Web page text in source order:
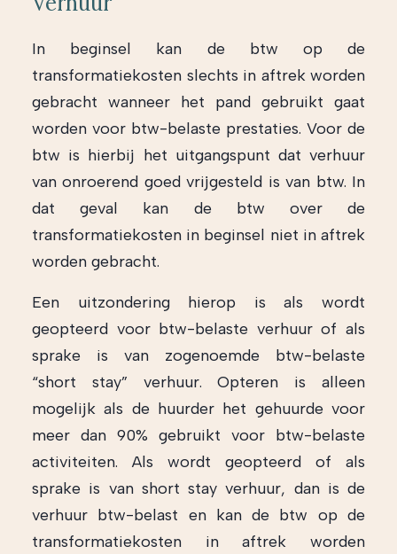
In beginsel kan de btw op de
transformatiekosten slechts in aftrek worden
gebracht wanneer het pand gebruikt gaat
worden voor btw-belaste prestaties. Voor de
btw is hierbij het uitgangspunt dat verhuur
van onroerend goed vrijgesteld is van btw. In
dat geval kan de btw over de
transformatiekosten in beginsel niet in aftrek
worden gebracht.
Een uitzondering hierop is als wordt
geopteerd voor btw-belaste verhuur of als
sprake is van zogenoemde btw-belaste
“short stay” verhuur. Opteren is alleen
mogelijk als de huurder het gehuurde voor
meer dan 90% gebruikt voor btw-belaste
activiteiten. Als wordt geopteerd of als
sprake is van short stay verhuur, dan is de
verhuur btw-belast en kan de btw op de
transformatiekosten in aftrek worden